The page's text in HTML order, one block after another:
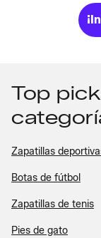
Top
Zapatillas
Botas de fútbol
Zapatillas de tenis
Pies de gato